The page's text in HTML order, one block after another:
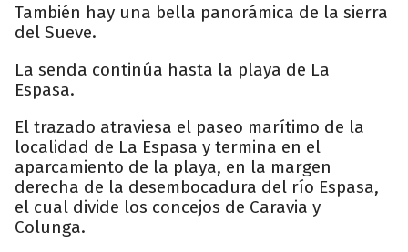
También hay una bella panorámica de la sierra
del Sueve.
La senda continúa hasta la playa de La
Espasa.
El trazado atraviesa el paseo marítimo de la
localidad de La Espasa y termina en el
aparcamiento de la playa, en la margen
derecha de la desembocadura del río Espasa,
el cual divide los concejos de Caravia y
Colunga.